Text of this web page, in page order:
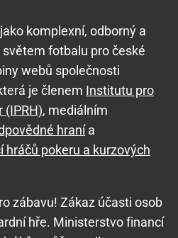
komplexní, odborný a
fotbalu pro české
webů společnosti
je členem Institutu pro
(IPRH), mediálním
hranía
hráčů pokeru a kurzových
zábavu! Zákaz účasti osob
hře. Ministerstvo financí